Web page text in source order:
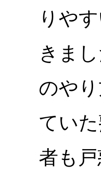
りや
きま
のや
てい
者も